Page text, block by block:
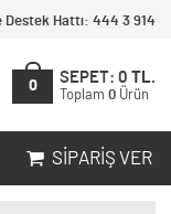
Destek Hattı: 444 3 914
0
SEPET: 0 TL.
Toplam 0 Ürün
SIPARIŞ VER